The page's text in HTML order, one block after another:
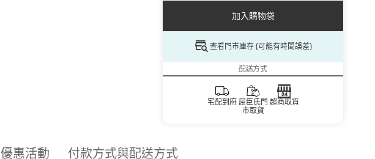
加入購物袋
查看門市庫存 (可能有時間誤差)
配送方式
宅配到府 屈臣氏門
市取貨
超商取貨
優惠活動 付款方式與配送方式